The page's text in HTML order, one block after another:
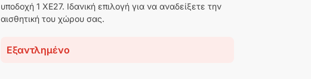
υποδοχή 1 XE27. Ιδανική επιλογή για να αναδείξετε την
αισθητική του χώρου σας.
Εξαντλημένο